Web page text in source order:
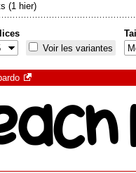
(1 hier)
Voir les variantes